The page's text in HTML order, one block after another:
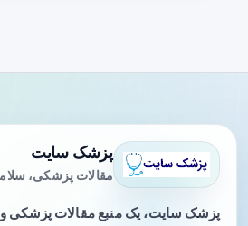
پزشک سایت
مقالات پزشکی،
پزشک سایت، یک منبع مقالات